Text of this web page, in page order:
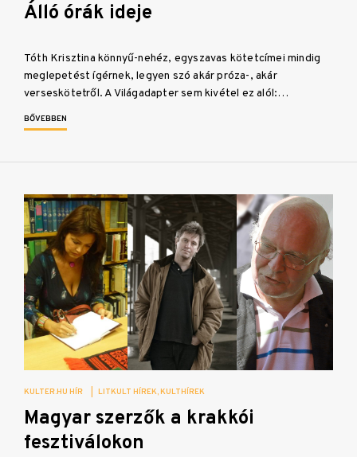
Álló órák ideje
Tóth Krisztina könnyű-nehéz, egyszavas kötetcímei mindig
meglepetést ígérnek, legyen szó akár próza-, akár
verseskötetről. A Világadapter sem kivétel ez alól:…
BŐVEBBEN
KULTER.HU HÍR LITKULT HÍREK KULTHÍREK
Magyar szerzők a krakkói
fesztiválokon